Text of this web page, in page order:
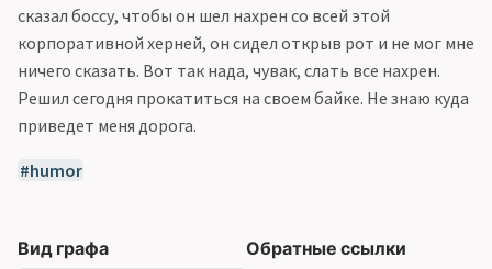
сказал боссу, чтобы он шел нахрен со всей этой
корпоративной херней, он сидел открыв рот и не мог мне
ничего сказать. Вот так нада, чувак, слать все нахрен.
Решил сегодня прокатиться на своем байке. Не знаю куда
приведет меня дорога.
humor
Вид графа
Обратные ссылки